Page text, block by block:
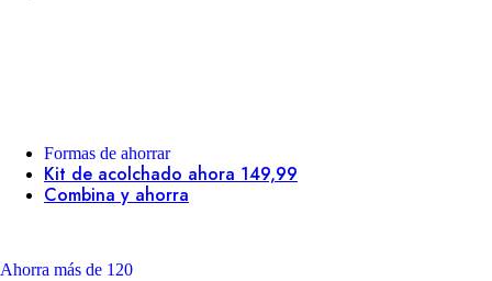
Formas de ahorrar
Kit de acolchado ahora 149,99
Combina y ahorra
Ahorra más de 120